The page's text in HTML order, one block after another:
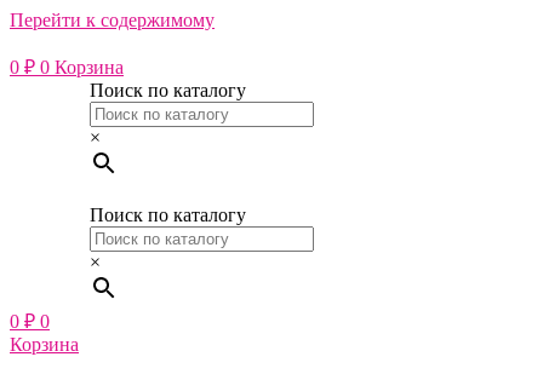
Перейти к содержимому
0 ₽ 0 Корзина
Поиск по каталогу
×
Поиск по каталогу
×
0 ₽ 0
Корзина